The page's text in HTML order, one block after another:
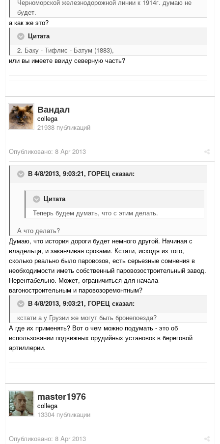
Черноморской железнодорожной линии к 1914г. думаю не
будет.
а как же это?
Цитата
2. Баку - Тифлис - Батум (1883),
или вы имеете ввиду северную часть?
Вандал
collega
21938 публикаций
Опубликовано: 8 Apr 2013
В 4/8/2013, 9:03:21, ГОРЕЦ сказал:
Цитата
Теперь будем думать, что с этим делать.
А что делать?
Думаю, что история дороги будет немного другой. Начиная с
владельца, и заканчивая сроками. Кстати, исходя из того,
сколько реально было паровозов, есть серьезные сомнения в
необходимости иметь собственный паровозостроительный завод.
Нерентабельно. Может, ограничиться для начала
вагоностроительным и паровозоремонтным?
В 4/8/2013, 9:03:21, ГОРЕЦ сказал:
кстати а у Грузии же могут быть бронепоезда?
А где их применять? Вот о чем можно подумать - это об
использовании подвижных орудийных установок в береговой
артиллерии.
master1976
collega
13304 публикации
Опубликовано: 8 Apr 2013